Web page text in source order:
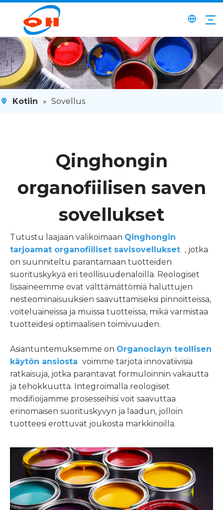
Kotiin » Sovellus
Qinghongin
organofiilisen saven
sovellukset
Tutustu laajaan valikoimaan Qinghongin
tarjoamat organofiiliset savisovellukset , jotka
on suunniteltu parantamaan tuotteiden
suorituskykyä eri teollisuudenaloilla. Reologiset
lisäaineemme ovat välttämättömiä haluttujen
nesteominaisuuksien saavuttamiseksi pinnoitteissa,
voiteluaineissa ja muissa tuotteissa, mikä varmistaa
tuotteidesi optimaalisen toimivuuden.
Asiantuntemuksemme on Organoclayn teollisen
käytön ansiosta voimme tarjota innovatiivisia
ratkaisuja, jotka parantavat formuloinnin vakautta
ja tehokkuutta. Integroimalla reologiset
modifioijamme prosesseihisi voit saavuttaa
erinomaisen suorituskyvyn ja laadun, jolloin
tuotteesi erottuvat joukosta markkinoilla.